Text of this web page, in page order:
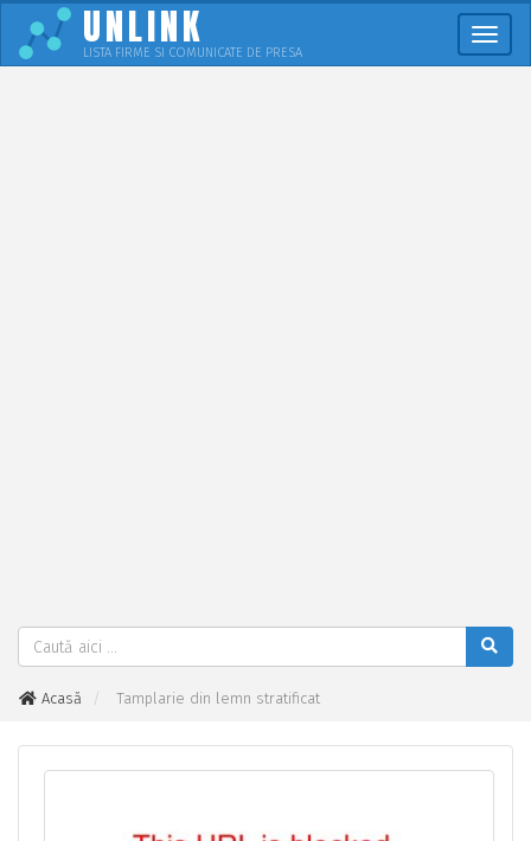
UNLINK
LISTA FIRME SI COMUNICATE DE PRESA
Acasă Tamplarie din lemn stratificat